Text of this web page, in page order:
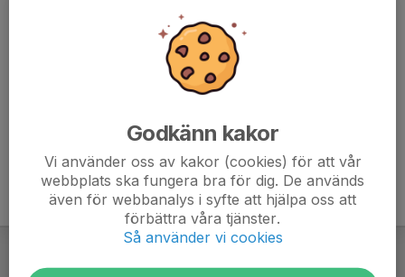
Godkänn kakor
Vi använder oss av kakor (cookies) för att vår
webbplats ska fungera bra för dig. De används
även för webbanalys i syfte att hjälpa oss att
förbättra våra tjänster.
Så använder vi cookies